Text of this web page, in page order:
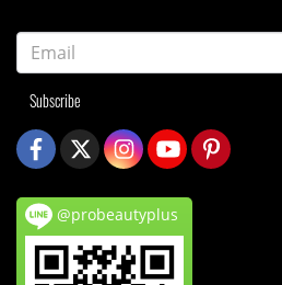
Subscribe
@probeautyplus